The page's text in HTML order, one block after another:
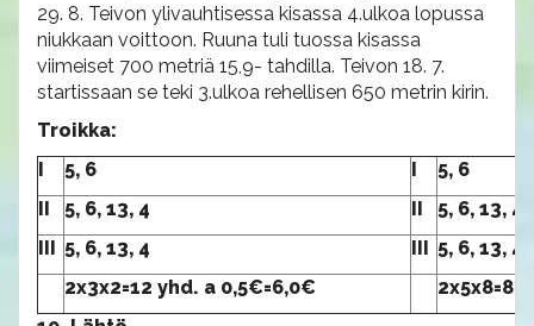
29. 8. Teivon ylivauhtisessa kisassa 4.ulkoa lopussa
niukkaan voittoon. Ruuna tuli tuossa kisassa
viimeiset 700 metriä 15,9- tahdilla. Teivon 18. 7.
startissaan se teki 3.ulkoa rehellisen 650 metrin kirin.
Troikka:
I
5, 6 I
5, 6
II
5, 6, 13, 4 II
5, 6, 13, 4,
III 5, 6, 13, 4 III 5, 6, 13,
2x3x2=12 yhd. a 0,5€=6,0€